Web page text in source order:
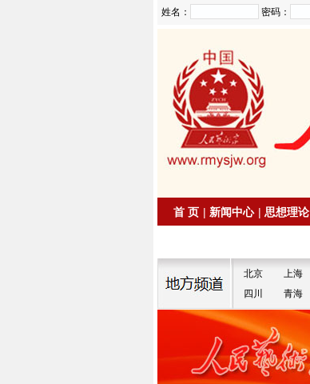
姓名： 密码：
首 页 | 新闻中心 | 思想理论
北京 上海
四川
青海